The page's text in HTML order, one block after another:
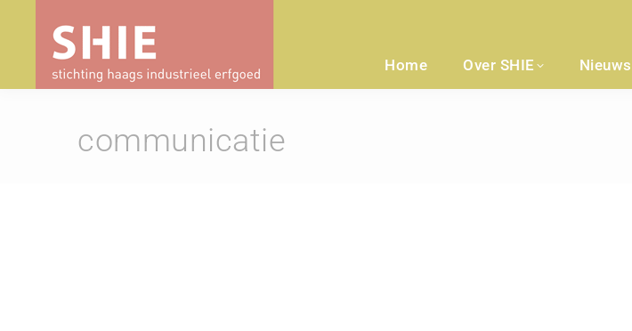
Home Over SHIE Nieuws
communicatie